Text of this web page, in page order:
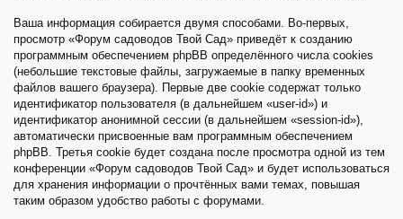
Ваша информация собирается двумя способами. Во-первых,
просмотр «Форум садоводов Твой Сад» приведёт к созданию
программным обеспечением phpBB определённого числа cookies
(небольшие текстовые файлы, загружаемые в папку временных
файлов вашего браузера). Первые две cookie содержат только
идентификатор пользователя (в дальнейшем «user-id») и
идентификатор анонимной сессии (в дальнейшем «session-id»),
автоматически присвоенные вам программным обеспечением
phpBB. Третья cookie будет создана после просмотра одной из тем
конференции «Форум садоводов Твой Сад» и будет использоваться
для хранения информации о прочтённых вами темах, повышая
таким образом удобство работы с форумами.